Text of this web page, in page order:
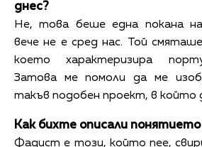
днес?
Не, това беше една покана
вече не е сред нас. Той
което характеризира
Затова ме помоли да ме
такъв подобен проект, в който
Как бихте описали
Фадист е този, който пее,